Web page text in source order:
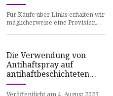
Für Käufe über Links erhalten wir
möglicherweise eine Provision.
Die Verwendung von
Antihaftspray auf
antihaftbeschichteten
Pfannen ist eine
schreckliche Idee. Hier
Veröffentlicht am 4. August 2023